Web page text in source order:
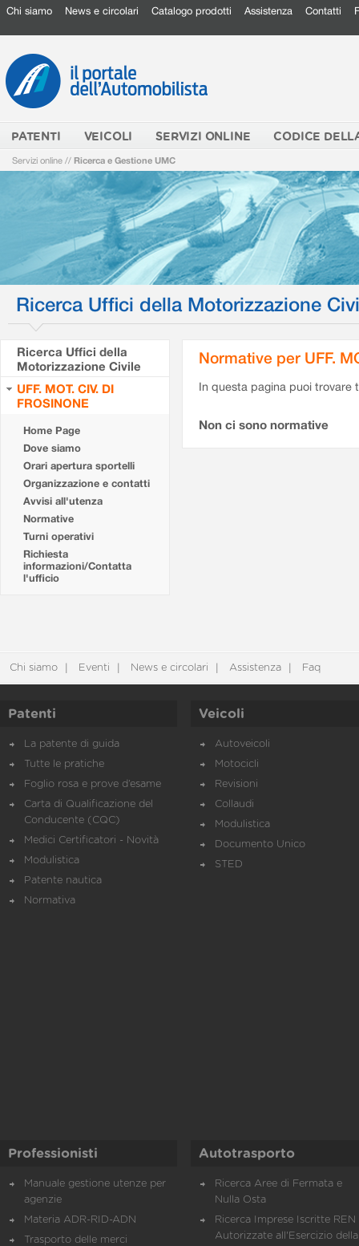
Chi siamo News e circolari Catalogo prodotti Assistenza Contatti
PATENTI VEICOLI SERVIZI ONLINE CODICE
Servizi online // Ricerca e Gestione UMC
Ricerca Uffici della Motorizzazione
Ricerca Uffici della
Motorizzazione Civile
UFF. MOT. CIV. DI
FROSINONE
Home Page
Dove siamo
Orari apertura sportelli
Organizzazione e contatti
Avvisi all'utenza
Normative
Turni operativi
Richiesta
informazioni/Contatta
l'ufficio
Normative per UFF.
In questa pagina puoi
Non ci sono normative
Chi siamo Eventi News e circolari Assistenza Faq
Patenti
La patente di guida
Tutte le pratiche
Foglio rosa e prove d’esame
Carta di Qualificazione del
Conducente (CQC)
Medici Certificatori - Novità
Modulistica
Patente nautica
Normativa
Veicoli
Autoveicoli
Motocicli
Revisioni
Collaudi
Modulistica
Documento Unico
STED
Professionisti
Manuale gestione utenze per
agenzie
Materia ADR-RID-ADN
Trasporto delle merci
Autotrasporto
Ricerca Aree di Fermata e
Nulla Osta
Ricerca Imprese Iscritte REN
Autorizzate all'Esercizio della